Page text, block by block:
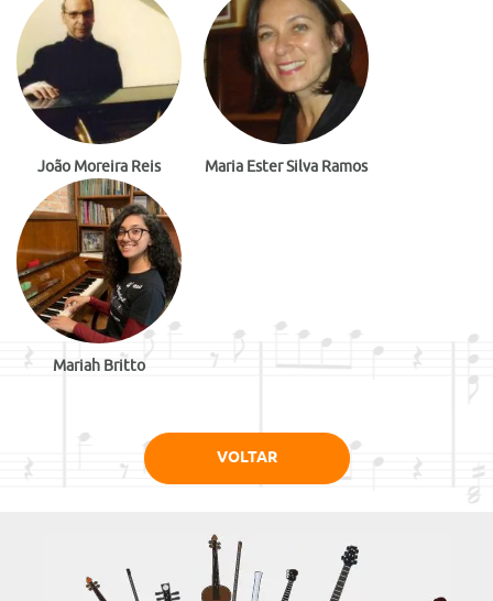
João Moreira Reis Maria Ester Silva Ramos
Mariah Britto
VOLTAR